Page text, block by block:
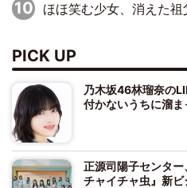
ほほ笑む少女、消えた祖父。紬が迷い
PICK UP
乃木坂46林瑠奈の
付かないうちに溜ま
正源司陽子センタ
チャイチャ虫』新